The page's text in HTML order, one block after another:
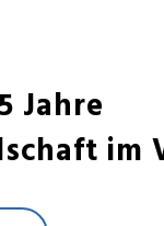
Jahre
im